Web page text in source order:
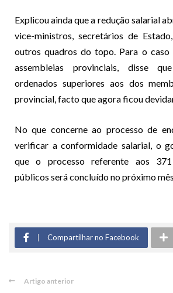
Explicou ainda que a redução salarial
vice-ministros, secretários de
outros quadros do topo. Para o caso
assembleias provinciais, disse
ordenados superiores aos dos
provincial, facto que agora ficou
No que concerne ao processo de
verificar a conformidade salarial, o
que o processo referente aos
públicos será concluído no próximo
Compartilhar no Facebook
Artigo anterior